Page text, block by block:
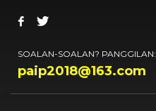
SOALAN-SOALAN? PANGGILAN:
paip2018@163.com